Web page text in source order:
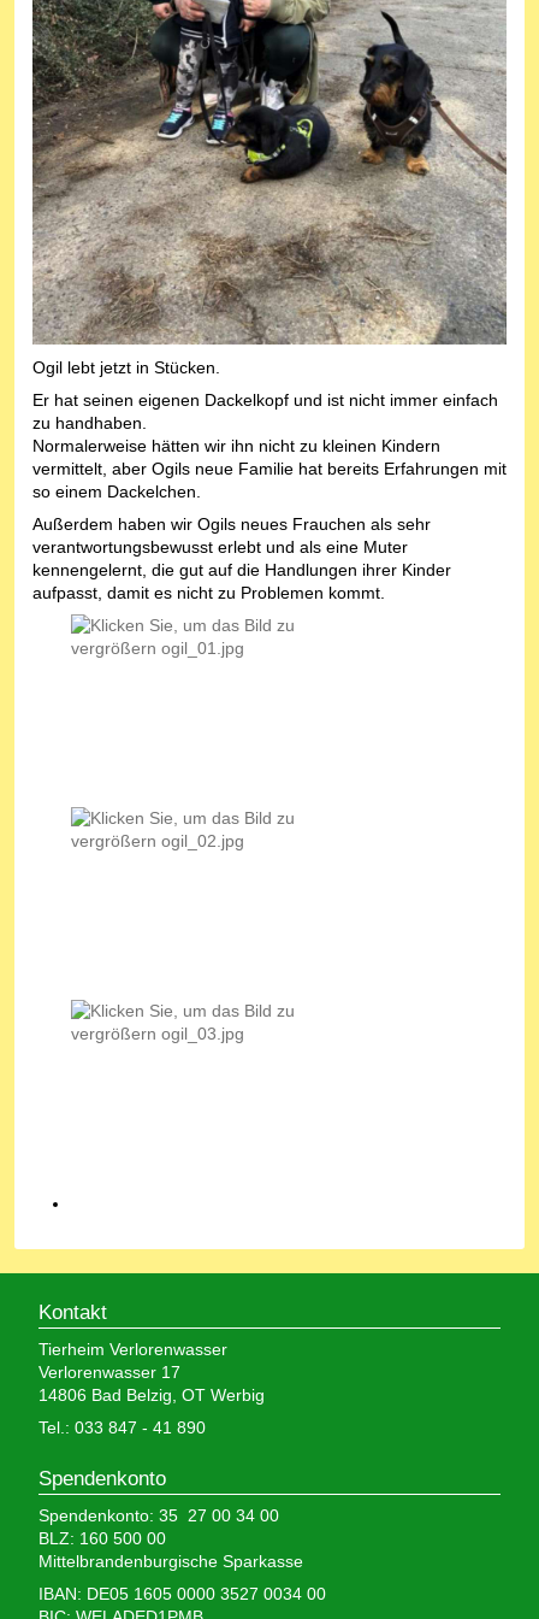
Ogil lebt jetzt in Stücken.
Er hat seinen eigenen Dackelkopf und ist nicht immer einfach
zu handhaben.
Normalerweise hätten wir ihn nicht zu kleinen Kindern
vermittelt, aber Ogils neue Familie hat bereits Erfahrungen mit
so einem Dackelchen.
Außerdem haben wir Ogils neues Frauchen als sehr
verantwortungsbewusst erlebt und als eine Muter
kennengelernt, die gut auf die Handlungen ihrer Kinder
aufpasst, damit es nicht zu Problemen kommt.
Kontakt
Tierheim Verlorenwasser
Verlorenwasser 17
14806 Bad Belzig, OT Werbig
Tel.: 033 847 - 41 890
Spendenkonto
Spendenkonto: 35 27 00 34 00
BLZ: 160 500 00
Mittelbrandenburgische Sparkasse
IBAN: DE05 1605 0000 3527 0034 00